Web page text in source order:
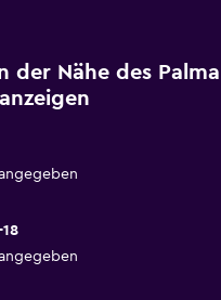
der Nähe des